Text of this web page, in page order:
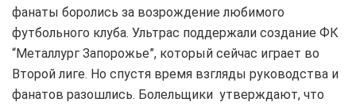
фанаты боролись за возрождение любимого
футбольного клуба. Ультрас поддержали создание ФК
“Металлург Запорожье”, который сейчас играет во
Второй лиге. Но спустя время взгляды руководства и
фанатов разошлись. Болельщики утверждают, что